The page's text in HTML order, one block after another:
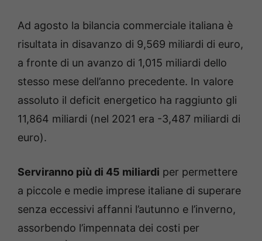
Ad agosto la bilancia commerciale italiana è
risultata in disavanzo di 9,569 miliardi di euro,
a fronte di un avanzo di 1,015 miliardi dello
stesso mese dell’anno precedente. In valore
assoluto il deficit energetico ha raggiunto gli
11,864 miliardi (nel 2021 era -3,487 miliardi di
euro).
Serviranno più di 45 miliardi per permettere
a piccole e medie imprese italiane di superare
senza eccessivi affanni l’autunno e l’inverno,
assorbendo l’impennata dei costi per